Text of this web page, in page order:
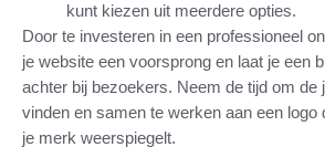
kunt kiezen uit meerdere opties.
Door te investeren in een professioneel
je website een voorsprong en laat je een
achter bij bezoekers. Neem de tijd om de
vinden en samen te werken aan een logo
je merk weerspiegelt.